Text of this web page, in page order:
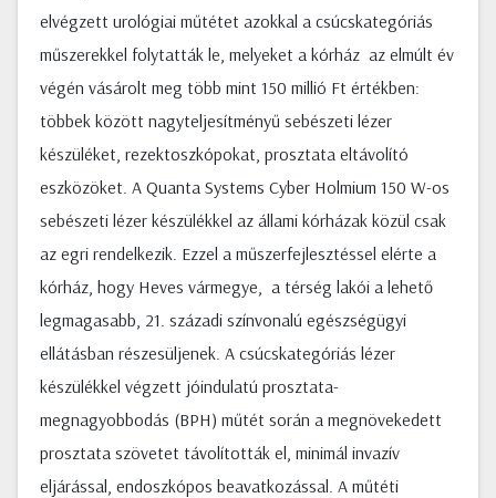
elvégzett urológiai műtétet azokkal a csúcskategóriás
műszerekkel folytatták le, melyeket a kórház az elmúlt év
végén vásárolt meg több mint 150 millió Ft értékben:
többek között nagyteljesítményű sebészeti lézer
készüléket, rezektoszkópokat, prosztata eltávolító
eszközöket. A Quanta Systems Cyber Holmium 150 W-os
sebészeti lézer készülékkel az állami kórházak közül csak
az egri rendelkezik. Ezzel a műszerfejlesztéssel elérte a
kórház, hogy Heves vármegye, a térség lakói a lehető
legmagasabb, 21. századi színvonalú egészségügyi
ellátásban részesüljenek. A csúcskategóriás lézer
készülékkel végzett jóindulatú prosztata-
megnagyobbodás (BPH) műtét során a megnövekedett
prosztata szövetet távolították el, minimál invazív
eljárással, endoszkópos beavatkozással. A műtéti